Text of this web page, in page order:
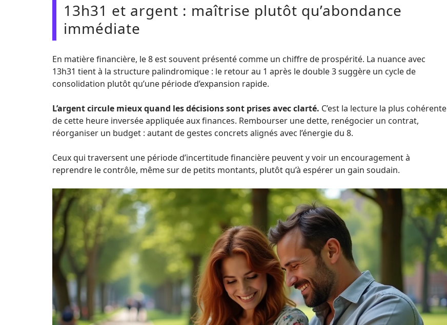
13h31 et argent : maîtrise plutôt qu’abondance
immédiate
En matière financière, le 8 est souvent présenté comme un chiffre de prospérité. La nuance avec
13h31 tient à la structure palindromique : le retour au 1 après le double 3 suggère un cycle de
consolidation plutôt qu’une période d’expansion rapide.
L’argent circule mieux quand les décisions sont prises avec clarté. C’est la lecture la plus cohérente
de cette heure inversée appliquée aux finances. Rembourser une dette, renégocier un contrat,
réorganiser un budget : autant de gestes concrets alignés avec l’énergie du 8.
Ceux qui traversent une période d’incertitude financière peuvent y voir un encouragement à
reprendre le contrôle, même sur de petits montants, plutôt qu’à espérer un gain soudain.